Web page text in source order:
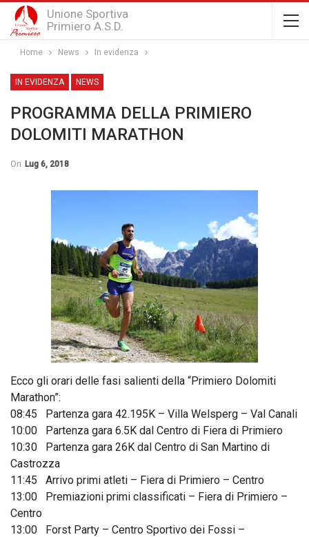
Unione Sportiva
Primiero A.S.D.
Home News In evidenza
IN EVIDENZA NEWS
PROGRAMMA DELLA PRIMIERO
DOLOMITI MARATHON
On Lug 6, 2018
Ecco gli orari delle fasi salienti della “Primiero Dolomiti
Marathon”:
08:45 Partenza gara 42.195K – Villa Welsperg – Val Canali
10:00 Partenza gara 6.5K dal Centro di Fiera di Primiero
10:30 Partenza gara 26K dal Centro di San Martino di
Castrozza
11:45 Arrivo primi atleti – Fiera di Primiero – Centro
13:00 Premiazioni primi classificati – Fiera di Primiero –
Centro
13:00 Forst Party – Centro Sportivo dei Fossi –